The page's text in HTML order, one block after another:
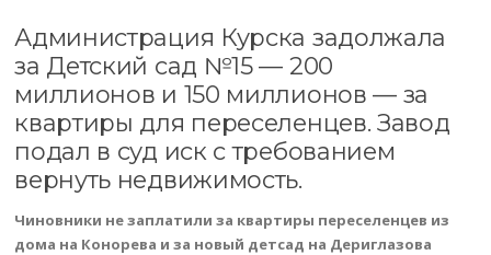
Администрация Курска задолжала
за Детский сад №15 — 200
миллионов и 150 миллионов — за
квартиры для переселенцев. Завод
подал в суд иск с требованием
вернуть недвижимость.
Чиновники не заплатили за квартиры переселенцев из
дома на Конорева и за новый детсад на Дериглазова